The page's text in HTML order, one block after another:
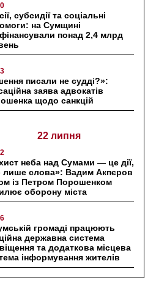
субсидії та соціальні
на Сумщині
понад 2,4 млрд
писали не судді?»:
заява адвокатів
щодо санкцій
22 липня
неба над Сумами — це дії,
лише слова»: Вадим Акпєров
із Петром Порошенком
оборону міста
громаді працюють
державна система
та додаткова місцева
інформування жителів